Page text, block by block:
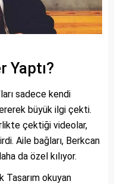
Yaptı?
sadece kendi
büyük ilgi çekti.
çektiği videolar,
Aile bağları, Berkcan
da özel kılıyor.
Tasarım okuyan